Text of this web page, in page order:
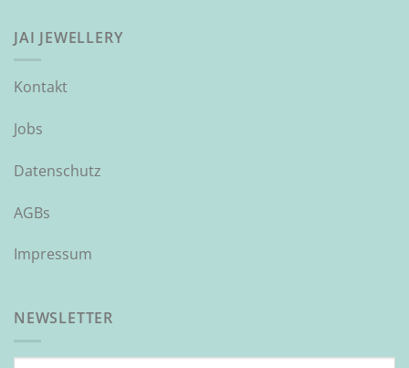
JAI JEWELLERY
Kontakt
Jobs
Datenschutz
AGBs
Impressum
NEWSLETTER